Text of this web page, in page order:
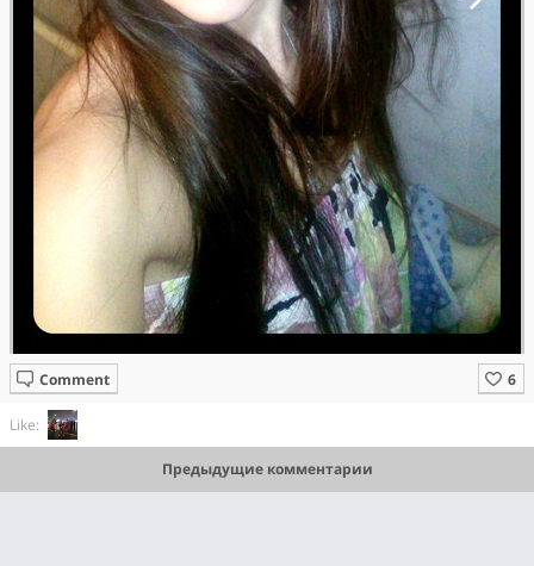
Comment
Like:
Предыдущие комментарии